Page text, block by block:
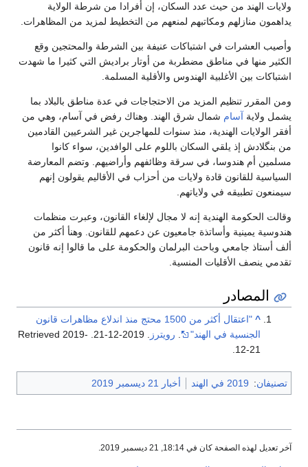
ولايات الهند من حيث عدد السكان، إن أفرادا من شرطة الولاية
يداهمون منازلهم ومكاتبهم لمنعهم من التخطيط لمزيد من المظاهرات.
وأصيب العشرات في اشتباكات عنيفة بين الشرطة والمحتجين وقع
الكثير منها في مناطق مضطربة من أوتار براديش‭‭‭‭ ‬‬‬‬التي كثيرا ما شهدت
اشتباكات بين الأغلبية الهندوس والأقلية المسلمة.
ومن المقرر تنظيم المزيد من الاحتجاجات في عدة مناطق بالبلاد بما
يشمل ولاية آسام شمال شرق الهند. وهناك رفض في آسام، وهي من
أفقر الولايات الهندية، منذ سنوات للمهاجرين غير الشرعيين القادمين
من بنگلادش إذ يلقي السكان باللوم على الوافدين، سواء كانوا
مسلمين أم هندوسا، في سرقة وظائفهم وأراضيهم. وتضم المعارضة
السياسية للقانون قادة ولايات من أحزاب في الأقاليم يقولون إنهم
سيمنعون تطبيقه في ولاياتهم.
وقالت الحكومة الهندية إنه لا مجال لإلغاء القانون، وعبرت منظمات
هندوسية يمينية وأساتذة جامعيون عن دعمهم للقانون. وهنأ أكثر من
ألف أستاذ جامعي وباحث البرلمان والحكومة على ما قالوا إنه قانون
تقدمي ينصف الأقليات المنسية.
المصادر
^
"اعتقال أكثر من 1500 محتج منذ اندلاع مظاهرات قانون
الجنسية في الهند"
رويترز
2019-
12-21
تصنيفان: 2019 في الهند أخبار 21 ديسمبر 2019
آخر تعديل لهذه الصفحة كان في 18:14, 21 ديسمبر 2019.